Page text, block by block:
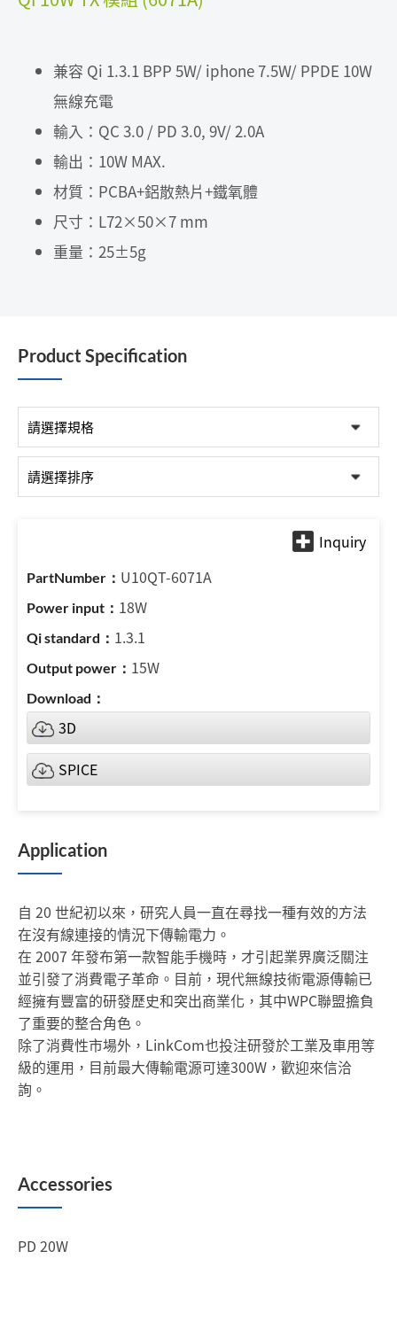
兼容 Qi 1.3.1 BPP 5W/ iphone 7.5W/ PPDE 10W
無線充電
輸入：QC 3.0 / PD 3.0, 9V/ 2.0A
輸出：10W MAX.
材質：PCBA+鋁散熱片+鐵氧體
尺寸：L72×50×7 mm
重量：25±5g
Product Specification
U10QT-6071A
18W
1.3.1
15W
3D
SPICE
Application
自 20 世紀初以來，研究人員一直在尋找一種有效的方法
在沒有線連接的情況下傳輸電力。
在 2007 年發布第一款智能手機時，才引起業界廣泛關注
並引發了消費電子革命。目前，現代無線技術電源傳輸已
經擁有豐富的研發歷史和突出商業化，其中WPC聯盟擔負
了重要的整合角色。
除了消費性市場外，LinkCom也投注研發於工業及車用等
級的運用，目前最大傳輸電源可達300W，歡迎來信洽
詢。
Accessories
PD 20W